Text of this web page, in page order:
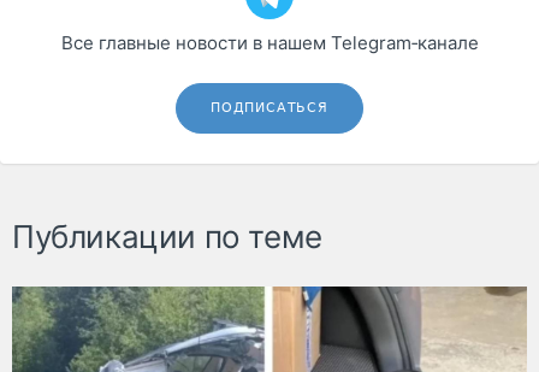
Все главные новости в нашем Telegram‑канале
ПОДПИСАТЬСЯ
Публикации по теме